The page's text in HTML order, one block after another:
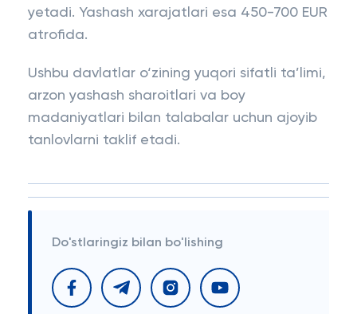
yetadi. Yashash xarajatlari esa 450-700 EUR
atrofida.
Ushbu davlatlar o‘zining yuqori sifatli ta’limi,
arzon yashash sharoitlari va boy
madaniyatlari bilan talabalar uchun ajoyib
tanlovlarni taklif etadi.
Do'stlaringiz bilan bo'lishing